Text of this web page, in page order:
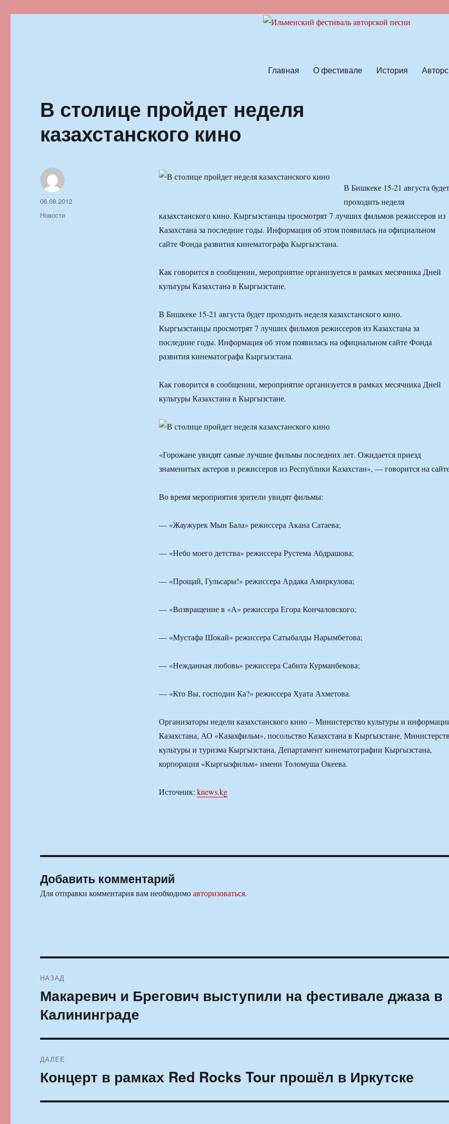
Главная О фестивале История
В столице пройдет неделя
казахстанского кино
В Бишкеке 15-21 августа будет
проходить неделя
казахстанского кино. Кыргызстанцы просмотрят 7 лучших фильмов режиссеров из
Казахстана за последние годы. Информация об этом появилась на официальном
сайте Фонда развития кинематографа Кыргызстана.
Как говорится в сообщении, мероприятие организуется в рамках месячника Дней
культуры Казахстана в Кыргызстане.
В Бишкеке 15-21 августа будет проходить неделя казахстанского кино.
Кыргызстанцы просмотрят 7 лучших фильмов режиссеров из Казахстана за
последние годы. Информация об этом появилась на официальном сайте Фонда
развития кинематографа Кыргызстана.
Как говорится в сообщении, мероприятие организуется в рамках месячника Дней
культуры Казахстана в Кыргызстане.
«Горожане увидят самые лучшие фильмы последних лет. Ожидается приезд
знаменитых актеров и режиссеров из Республики Казахстан», — говорится на
Во время мероприятия зрители увидят фильмы:
— «Жаужурек Мын Бала» режиссера Акана Сатаева;
— «Небо моего детства» режиссера Рустема Абдрашова;
— «Прощай, Гульсары!» режиссера Ардака Амиркулова;
— «Возвращение в «А» режиссера Егора Кончаловского;
— «Мустафа Шокай» режиссера Сатыбалды Нарымбетова;
— «Нежданная любовь» режиссера Сабита Курманбекова;
— «Кто Вы, господин Ка?» режиссера Хуата Ахметова.
Организаторы недели казахстанского кино – Министерство культуры и
Казахстана, АО «Казахфильм», посольство Казахстана в Кыргызстане,
культуры и туризма Кыргызстана, Департамент кинематографии Кыргызстана,
корпорация «Кыргызфильм» имени Толомуша Океева.
Источник: knews.kg
Автор
Опубликовано
06.08.2012
Рубрики
Новости
Добавить комментарий
Для отправки комментария вам необходимоавторизоваться.
по
записям
НАЗАД
Предыдущая
Макаревич и Брегович выступили на фестивале джаза в
Калининграде
ДАЛЕЕ
Следующая
Концерт в рамках Red Rocks Tour прошёл в Иркутске